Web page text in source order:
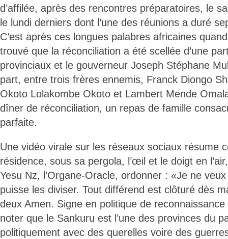
d’affilée, après des rencontres préparatoires, le
le lundi derniers dont l’une des réunions a duré
C’est après ces longues palabres africaines
trouvé que la réconciliation a été scellée d’une
provinciaux et le gouverneur Joseph Stéphane
part, entre trois frères ennemis, Franck Diongo
Okoto Lolakombe Okoto et Lambert Mende
dîner de réconciliation, un repas de famille
parfaite.
Une vidéo virale sur les réseaux sociaux résume
résidence, sous sa pergola, l’œil et le doigt en
Yesu Nz, l’Organe-Oracle, ordonner : «Je ne
puisse les diviser. Tout différend est clôturé dès
deux Amen. Signe en politique de
noter que le Sankuru est l’une des provinces du
politiquement avec des querelles voire des